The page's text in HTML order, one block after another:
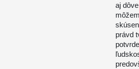
aj
právd